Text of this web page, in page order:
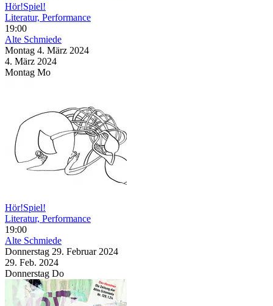
Hör!Spiel!
Literatur, Performance
19:00
Alte Schmiede
Montag 4. März 2024
4. März 2024
Montag Mo
Hör!Spiel!
Literatur, Performance
19:00
Alte Schmiede
Donnerstag 29. Februar 2024
29. Feb. 2024
Donnerstag Do